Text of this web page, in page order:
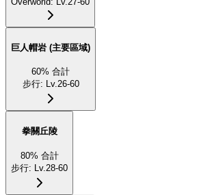
巨人帽岩 (主要區域)
60% 合計
步行: Lv.26-60
拳關丘陵
80% 合計
步行: Lv.28-60